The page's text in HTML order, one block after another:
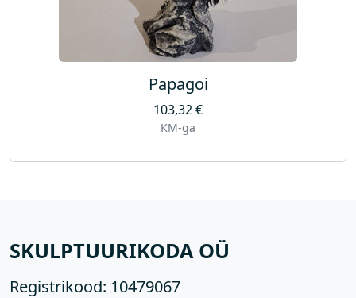
Papagoi
103,32€
KM-ga
SKULPTUURIKODA OÜ
Registrikood: 10479067